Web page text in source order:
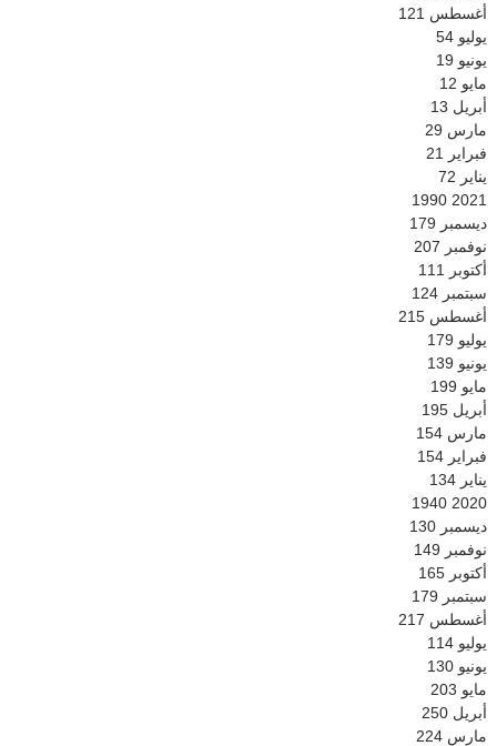
أغسطس 121
يوليو 54
يونيو 19
مايو 12
أبريل 13
مارس 29
فبراير
21
يناير 72
2021
1990
ديسمبر 179
نوفمبر 207
أكتوبر
111
سبتمبر 124
أغسطس 215
يوليو 179
يونيو 139
مايو 199
أبريل 195
مارس 154
فبراير 154
يناير 134
2020
1940
ديسمبر 130
نوفمبر 149
أكتوبر 165
سبتمبر 179
أغسطس 217
يوليو 114
يونيو 130
مايو 203
أبريل 250
مارس 224